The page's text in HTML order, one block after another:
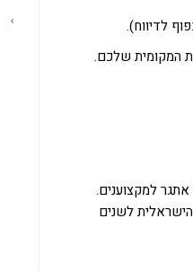
לדיווח).
המקומית שלכם.
בקומה גבוהה היא אתגר למקצוענים.
לשנים